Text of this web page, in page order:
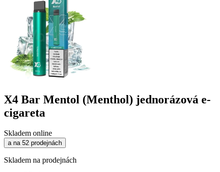
X4 Bar Mentol (Menthol) jednorázová e-
cigareta
Skladem online
a na 52 prodejnách
Skladem na prodejnách